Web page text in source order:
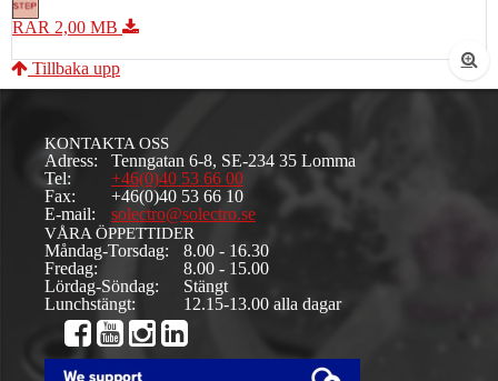
RAR 2,00 MB
Tillbaka upp
KONTAKTA OSS
Adress:
Tenngatan 6-8, SE-234 35 Lomma
Tel:
+46(0)40 53 66 00
Fax:
+46(0)40 53 66 10
E-mail:
solectro@solectro.se
VÅRA ÖPPETTIDER
Måndag-Torsdag:
8.00 - 16.30
Fredag:
8.00 - 15.00
Lördag-Söndag:
Stängt
Lunchstängt:
12.15-13.00 alla dagar